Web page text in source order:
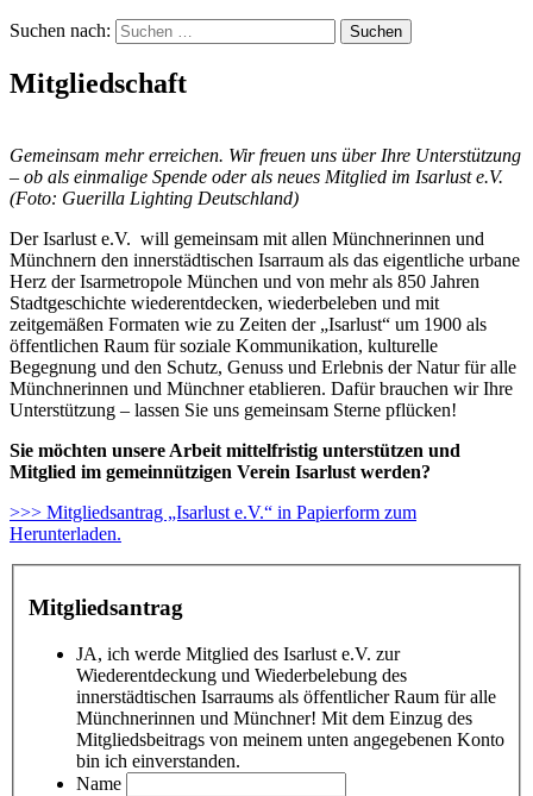
Suchen nach:
Mitgliedschaft
Gemeinsam mehr erreichen. Wir freuen uns über Ihre Unterstützung
– ob als einmalige Spende oder als neues Mitglied im Isarlust e.V.
(Foto: Guerilla Lighting Deutschland)
Der Isarlust e.V. will gemeinsam mit allen Münchnerinnen und
Münchnern den innerstädtischen Isarraum als das eigentliche urbane
Herz der Isarmetropole München und von mehr als 850 Jahren
Stadtgeschichte wiederentdecken, wiederbeleben und mit
zeitgemäßen Formaten wie zu Zeiten der „Isarlust“ um 1900 als
öffentlichen Raum für soziale Kommunikation, kulturelle
Begegnung und den Schutz, Genuss und Erlebnis der Natur für alle
Münchnerinnen und Münchner etablieren. Dafür brauchen wir Ihre
Unterstützung – lassen Sie uns gemeinsam Sterne pflücken!
Sie möchten unsere Arbeit mittelfristig unterstützen und
Mitglied im gemeinnützigen Verein Isarlust werden?
>>> Mitgliedsantrag „Isarlust e.V.“ in Papierform zum
Herunterladen.
Mitgliedsantrag
JA, ich werde Mitglied des Isarlust e.V. zur
Wiederentdeckung und Wiederbelebung des
innerstädtischen Isarraums als öffentlicher Raum für alle
Münchnerinnen und Münchner! Mit dem Einzug des
Mitgliedsbeitrags von meinem unten angegebenen Konto
bin ich einverstanden.
Name